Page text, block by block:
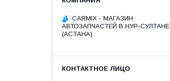
СARMIX - МАГАЗИН
АВТОЗАПЧАСТЕЙ В НУР-СУЛТАНЕ
(АСТАНА)